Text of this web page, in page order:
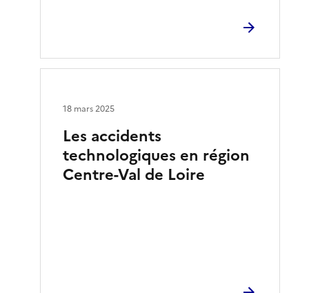
Les accidents
technologiques en région
Centre-Val de Loire
18 mars 2025